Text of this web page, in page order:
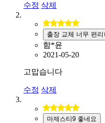
수정 삭제
출장 교체 너무 편리
함*윤
2021-05-20
고맙습니다
수정 삭제
마제스티9 좋네요